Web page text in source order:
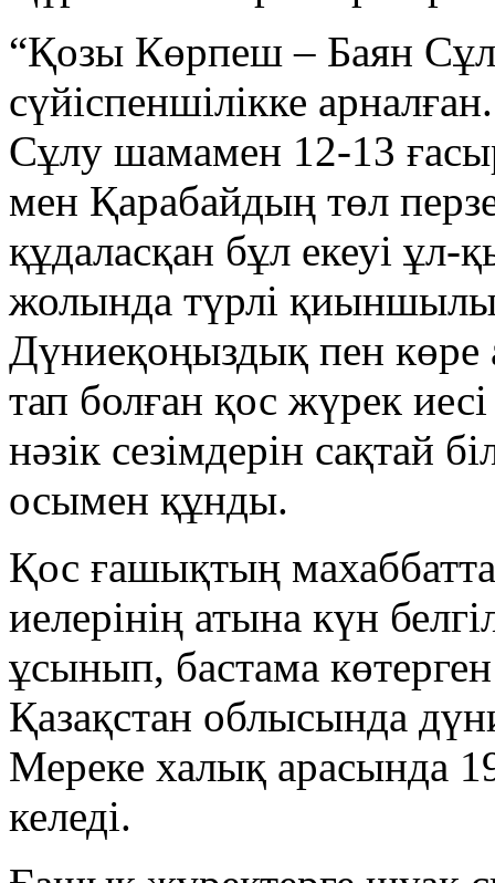
“Қозы Көрпеш – Баян
сүйіспеншілікке
Сұлу шамамен 12-13
мен Қарабайдың төл
құдаласқан бұл екеуі ұл-
жолында түрлі
Дүниеқоңыздық пен
тап болған қос жүрек
нәзік сезімдерін сақтай
осымен құнды.
Қос ғашықтың
иелерінің атына күн
ұсынып, бастама
Қазақстан облысында
Мереке халық арасында
келеді.